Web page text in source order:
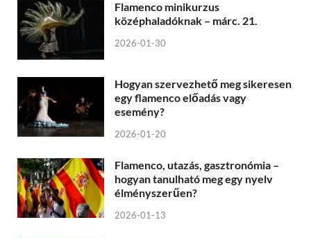
Flamenco minikurzus
középhaladóknak – márc. 21.
2026-01-30
Hogyan szervezhető meg sikeresen
egy flamenco előadás vagy
esemény?
2026-01-20
Flamenco, utazás, gasztronómia –
hogyan tanulható meg egy nyelv
élményszerűen?
2026-01-13